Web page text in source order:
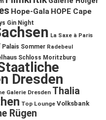
Hope-Gala HOPE Cape
Gin Night
La Saxe à Paris
Palais Sommer Radebeul
Schloss Moritzburg
Dresden
Galerie Dresden Thalia
Top Lounge Volksbank
Rügen